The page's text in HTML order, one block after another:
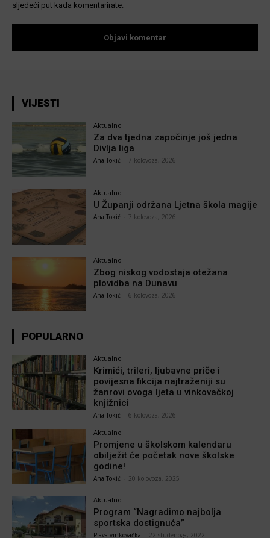
sljedeći put kada komentarirate.
VIJESTI
Aktualno
Za dva tjedna započinje još jedna
Divlja liga
Ana Tokić 7 kolovoza, 2026
Aktualno
U Županji održana Ljetna škola magije
Ana Tokić 7 kolovoza, 2026
Aktualno
Zbog niskog vodostaja otežana
plovidba na Dunavu
Ana Tokić 6 kolovoza, 2026
POPULARNO
Aktualno
Krimići, trileri, ljubavne priče i
povijesna fikcija najtraženiji su
žanrovi ovoga ljeta u vinkovačkoj
knjižnici
Ana Tokić 6 kolovoza, 2026
Aktualno
Promjene u školskom kalendaru
obilježit će početak nove školske
godine!
Ana Tokić 20 kolovoza, 2025
Aktualno
Program “Nagradimo najbolja
sportska dostignuća”
Plava vinkovačka 22 studenoga, 2022